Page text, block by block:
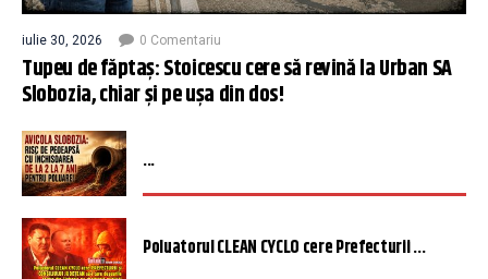
iulie 30, 2026 0 Comentariu
Tupeu de făptaș: Stoicescu cere să revină la Urban SA
Slobozia, chiar și pe ușa din dos!
...
Poluatorul CLEAN CYCLO cere Prefecturii ...